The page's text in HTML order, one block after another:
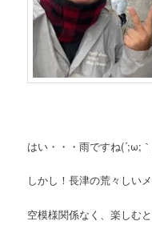
はい・・・雨ですね(´;ω;
しかし！長津の荒々しい
空模様関係なく、楽しむ